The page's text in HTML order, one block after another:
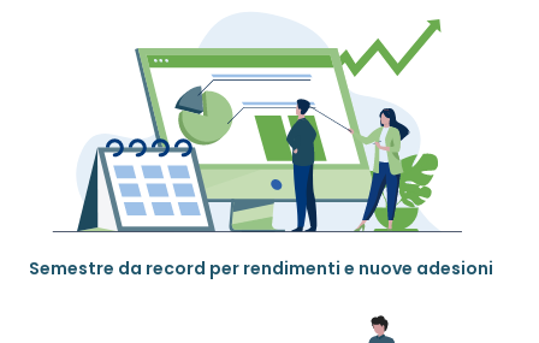
Semestre da record per rendimenti e nuove adesioni